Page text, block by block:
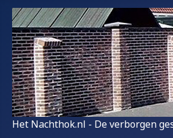
Het Nachthok.nl - De verborgen